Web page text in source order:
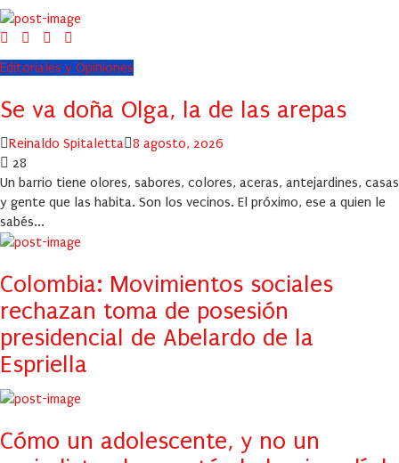
Editoriales y Opiniones
Se va doña Olga, la de las arepas
Author
Reinaldo Spitaletta Posted
8 agosto, 2026
28
Un barrio tiene olores, sabores, colores, aceras, antejardines, casas
y gente que las habita. Son los vecinos. El próximo, ese a quien le
sabés...
Colombia: Movimientos sociales
rechazan toma de posesión
presidencial de Abelardo de la
Espriella
Cómo un adolescente, y no un